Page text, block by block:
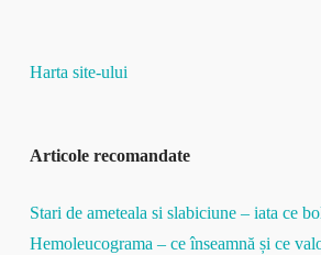
Harta site-ului
Articole recomandate
Stari de ameteala si slabiciune – iata ce
Hemoleucograma – ce înseamnă și ce